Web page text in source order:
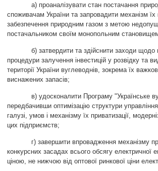
а) проаналізувати стан постачання
споживачам України та запровадити механізм їх
забезпечення природним газом з метою
постачальником своїм монопольним
б) затвердити та здійснити заходи щодо
процедури залучення інвестицій у розвідку та
території України вуглеводнів, зокрема їх
виснажених запасів;
в) удосконалити Програму "Українське
передбачивши оптимізацію структури
галузі, умов і механізму їх приватизації,
цих підприємств;
г) завершити впровадження механізму
конкурсних засадах всього обсягу електричної
ціною, не нижчою від оптової ринкової ціни